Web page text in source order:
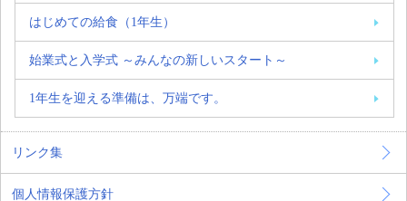
はじめての給食（1年生）
始業式と入学式 ～みんなの新しいスタート～
1年生を迎える準備は、万端です。
リンク集
個人情報保護方針